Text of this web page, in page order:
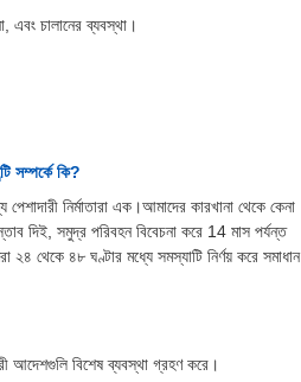
এবং চালানের ব্যবস্থা।
সম্পর্কে কি?
নির্মাতারা এক।আমাদের কারখানা থেকে কেনা
দিই, সমুদ্র পরিবহন বিবেচনা করে 14 মাস পর্যন্ত
থেকে ৪৮ ঘণ্টার মধ্যে সমস্যাটি নির্ণয় করে সমাধান
আদেশগুলি বিশেষ ব্যবস্থা গ্রহণ করে।